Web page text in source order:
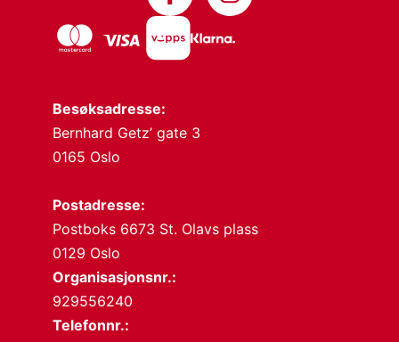
Besøksadresse:
Bernhard Getz’ gate 3
0165 Oslo
Postadresse:
Postboks 6673 St. Olavs plass
0129 Oslo
Organisasjonsnr.:
929556240
Telefonnr.: